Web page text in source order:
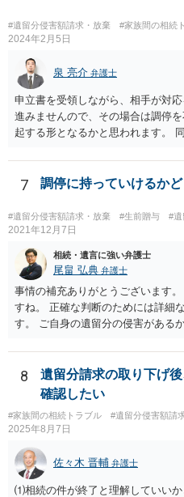
の遺産分割協議が有効に成立して
難と思われます。 「ＡＢＣ間の遺
死亡し，二次相続が発生した」と
議の内容を前提とした主張をする
人は応じない姿勢を示しているこ
主張としては維持しつつも，現実
しどころ）としては，譲歩するこ
れません。
#遺留分侵害額請求・放棄 #家族間の相続
2024年2月5日
泉 亮介 弁護士
申立書を受領しながら、相手が対
進みませんので、その場合は調停
起する形となるかと思われます。
め、後からひっくり返すというこ
す。 公開相談の場でのご相談につ
7 調停に持っていけるか
#遺留分侵害額請求・放棄 #生前贈与 #遺
2021年12月7日
相続・遺言に強い弁護士
尾畠 弘典 弁護士
事情の補充ありがとうございます
すね。 正確な判断のためには詳細
す。 ご自身の遺留分の侵害がある
相談されるのが良いと思います。
8
遺留分請求の取り下げ
確認したい
#家族間の相続トラブル #遺留分侵害額請
2025年8月7日
佐々木 晋輔 弁護士
⑴相続の件が終了と理解していい